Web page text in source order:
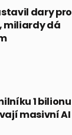
dary pro
miliardy dá
1 bilionu
masivní AI